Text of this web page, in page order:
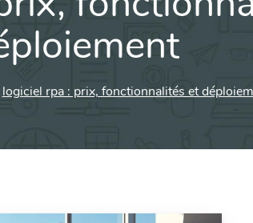
Social
logiciel rpa : prix, fonctionnalités et